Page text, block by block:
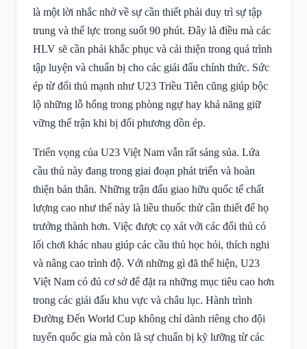
là một lời nhắc nhở về sự cần thiết phải duy trì sự tập
trung và thể lực trong suốt 90 phút. Đây là điều mà các
HLV sẽ cần phải khắc phục và cải thiện trong quá trình
tập luyện và chuẩn bị cho các giải đấu chính thức. Sức
ép từ đối thủ mạnh như U23 Triều Tiên cũng giúp bộc
lộ những lỗ hổng trong phòng ngự hay khả năng giữ
vững thế trận khi bị đối phương dồn ép.
Triển vọng của U23 Việt Nam vẫn rất sáng sủa. Lứa
cầu thủ này đang trong giai đoạn phát triển và hoàn
thiện bản thân. Những trận đấu giao hữu quốc tế chất
lượng cao như thế này là liều thuốc thử cần thiết để họ
trưởng thành hơn. Việc được cọ xát với các đối thủ có
lối chơi khác nhau giúp các cầu thủ học hỏi, thích nghi
và nâng cao trình độ. Với những gì đã thể hiện, U23
Việt Nam có đủ cơ sở để đặt ra những mục tiêu cao hơn
trong các giải đấu khu vực và châu lục. Hành trình
Đường Đến World Cup không chỉ dành riêng cho đội
tuyển quốc gia mà còn là sự chuẩn bị kỹ lưỡng từ các